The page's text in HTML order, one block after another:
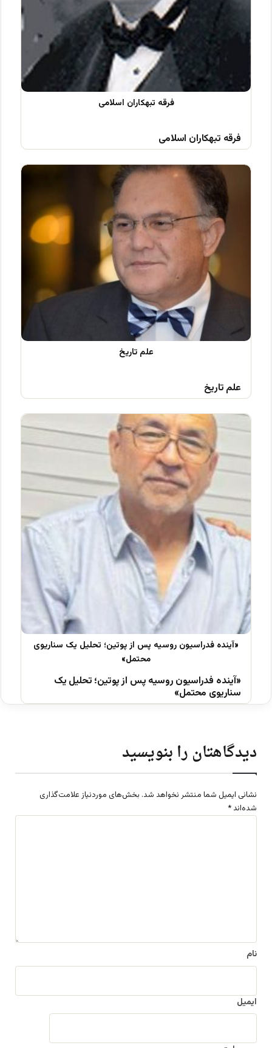
فرقه تبهکاران اسلامی
علم تاریخ
«آینده فدراسیون روسیه پس از پوتین؛ تحلیل یک
سناریوی محتمل»
دیدگاهتان را بنویسید
نشانی ایمیل شما منتشر نخواهد شد. بخش‌های موردنیاز علامت‌گذاری
شده‌اند *
نام
ایمیل